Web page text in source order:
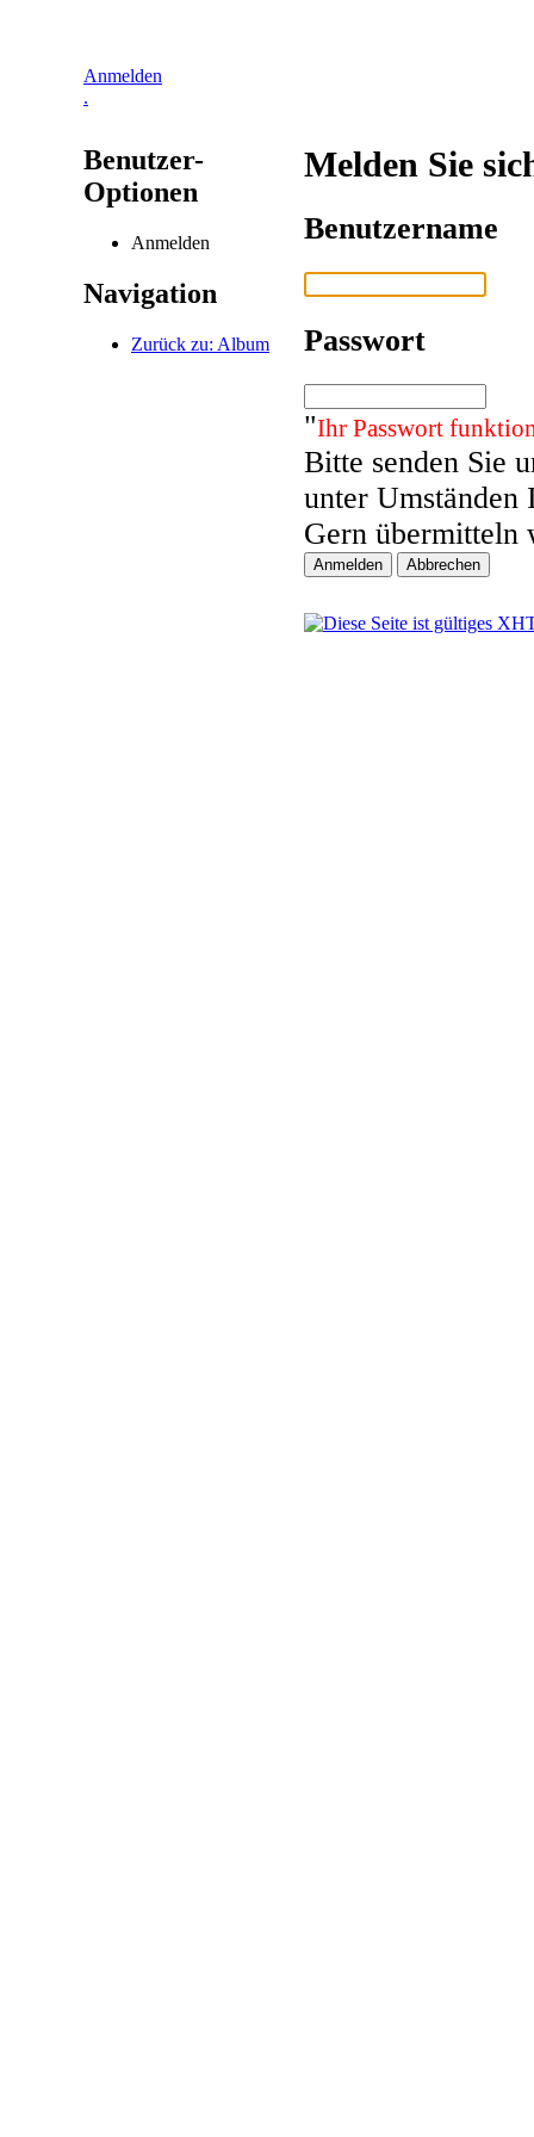
Anmelden
.
Benutzer-
Optionen
Anmelden
Navigation
Zurück zu: Album
Melden Sie
Benutzername
Passwort
"Ihr Passwort
Bitte senden Sie
unter Umständen
Gern übermitteln